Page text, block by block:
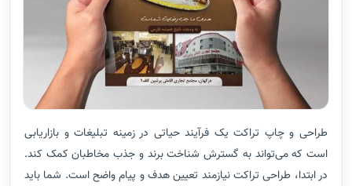
طراحی و چاپ تراکت یک فرآیند حیاتی در زمینه تبلیغات و بازاریابی
است که می‌تواند به گسترش شناخت برند و جذب مخاطبان کمک کند.
در ابتدا، طراحی تراکت نیازمند تعیین هدف و پیام واضح است. شما باید